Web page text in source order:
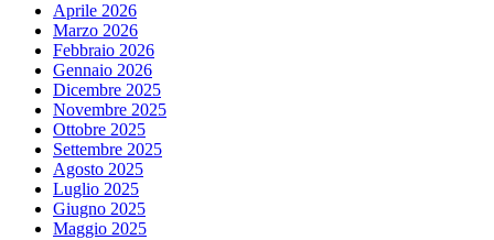
Aprile 2026
Marzo 2026
Febbraio 2026
Gennaio 2026
Dicembre 2025
Novembre 2025
Ottobre 2025
Settembre 2025
Agosto 2025
Luglio 2025
Giugno 2025
Maggio 2025